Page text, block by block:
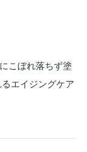
こぼれ落ちず塗
エイジングケア